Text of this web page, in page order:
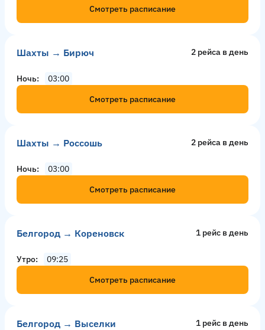
Смотреть расписание
Шахты → Бирюч 2 рейсa в день
Ночь
03:00
Смотреть расписание
Шахты → Россошь 2 рейсa в день
Ночь
03:00
Смотреть расписание
Белгород → Кореновск 1 рейс в день
Утро
09:25
Смотреть расписание
Белгород → Выселки 1 рейс в день